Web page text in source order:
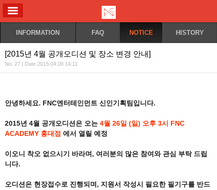
INFORMATION FAQ NOTICE HISTORY
[2015년 4월 공개오디션 및 장소 변경 안내]
No. 27 | Date 2015.04.09 14:11
안녕하세요. FNC엔터테인먼트 신인기획팀입니다.
2015년 4월 공개오디션은 오는 4월 26일 (일) 오후 3시 FNC
ACADEMY 홍대 점 에서 열릴 예정
이오니 착오 없으시기 바라며 , 여러분의 많은 참여와 관심 부탁 드립
니다.
오디션은 현장접수로 진행되며 , 지원서 작성시 필요한 필기구를 반드